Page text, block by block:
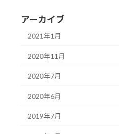
アーカイブ
2021年1月
2020年11月
2020年7月
2020年6月
2019年7月